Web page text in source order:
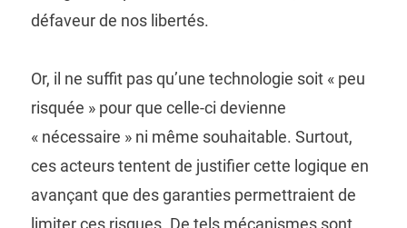
défaveur de nos libertés.
Or, il ne suffit pas qu’une technologie soit « peu
risquée » pour que celle-ci devienne
« nécessaire » ni même souhaitable. Surtout,
ces acteurs tentent de justifier cette logique en
avançant que des garanties permettraient de
limiter ces risques. De tels mécanismes sont